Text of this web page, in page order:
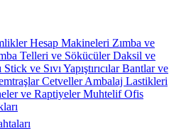
Hesap Makineleri Zımba ve
Telleri ve SökücülerDaksil ve
Stick ve Sıvı YapıştırıcılarBantlar ve
CetvellerAmbalaj Lastikleri
ve RaptiyelerMuhtelif Ofis